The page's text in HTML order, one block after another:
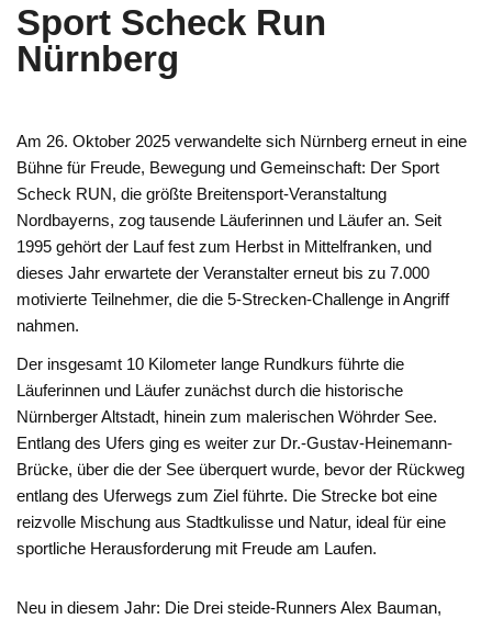
Sport Scheck Run
Nürnberg
Am 26. Oktober 2025 verwandelte sich Nürnberg erneut in eine
Bühne für Freude, Bewegung und Gemeinschaft: Der Sport
Scheck RUN, die größte Breitensport-Veranstaltung
Nordbayerns, zog tausende Läuferinnen und Läufer an. Seit
1995 gehört der Lauf fest zum Herbst in Mittelfranken, und
dieses Jahr erwartete der Veranstalter erneut bis zu 7.000
motivierte Teilnehmer, die die 5-Strecken-Challenge in Angriff
nahmen.
Der insgesamt 10 Kilometer lange Rundkurs führte die
Läuferinnen und Läufer zunächst durch die historische
Nürnberger Altstadt, hinein zum malerischen Wöhrder See.
Entlang des Ufers ging es weiter zur Dr.-Gustav-Heinemann-
Brücke, über die der See überquert wurde, bevor der Rückweg
entlang des Uferwegs zum Ziel führte. Die Strecke bot eine
reizvolle Mischung aus Stadtkulisse und Natur, ideal für eine
sportliche Herausforderung mit Freude am Laufen.
Neu in diesem Jahr: Die Drei steide-Runners Alex Bauman,